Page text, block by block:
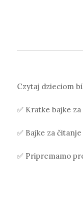
Czytaj dzieciom
✅ Kratke bajke za
✅ Bajke za
✅ Pripremamo